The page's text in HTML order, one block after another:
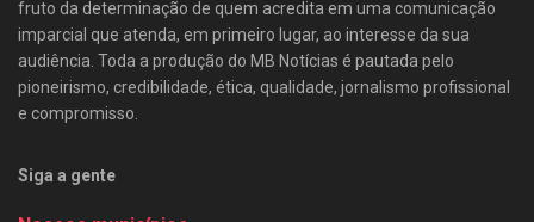
fruto da determinação de quem acredita em uma comunicação
imparcial que atenda, em primeiro lugar, ao interesse da sua
audiência. Toda a produção do MB Notícias é pautada pelo
pioneirismo, credibilidade, ética, qualidade, jornalismo profissional
e compromisso.
Siga a gente